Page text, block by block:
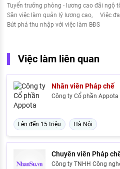
Tuyển trưởng phòng - lương cao đãi ngộ
Săn việc làm quản lý lương cao
Việc
Bứt phá thu nhập với việc làm BĐS
Việc làm liên quan
Nhân viên Pháp chế
Công ty Cổ phần Appota
Lên đến 15 triệu Hà Nội
Chuyên viên Pháp
Công ty TNHH Công